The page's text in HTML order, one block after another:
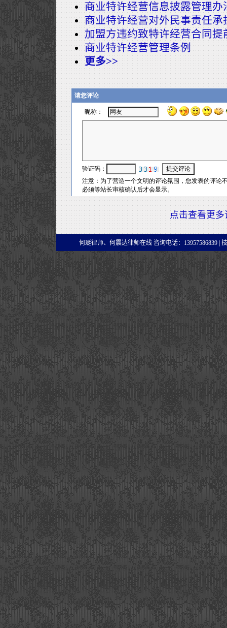
商业特许经营信息披露管理办
商业特许经营对外民事责任承
加盟方违约致特许经营合同提
商业特许经营管理条例
更多>>
点击查看更多
何珽律师、何震达律师在线 咨询电话：13957586839 |